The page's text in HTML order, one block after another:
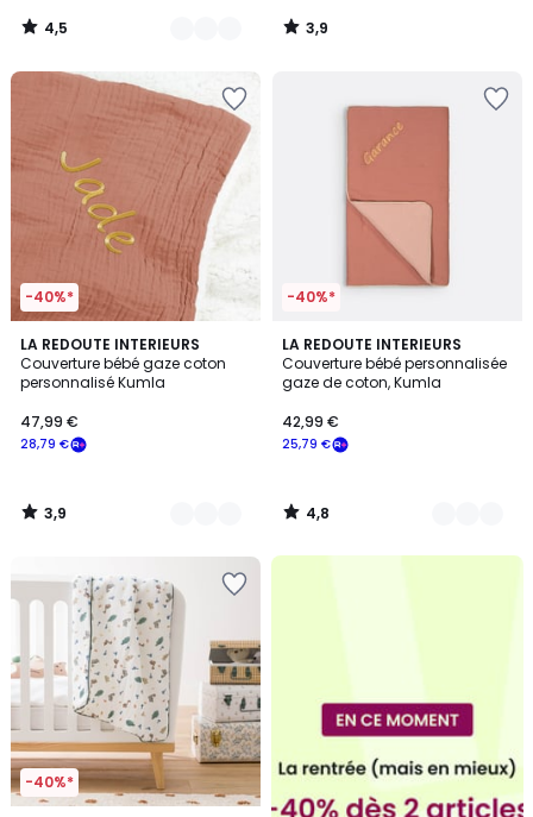
notre
programme
place
4,5
/
3,9
/
-40%*
LA REDOUTE INTERIEURS
Couverture bébé gaze coton
personnalisé Kumla
28,79 €
47,99 €
3,9
/ 5
5
Couleurs
3,9
/
-40%*
LA REDOUTE INTERIEURS
Couverture bébé personnalisée
gaze de coton, Kumla
25,79 €
42,99 €
4,8
/ 5
2
Couleurs
4,8
/
-40%*